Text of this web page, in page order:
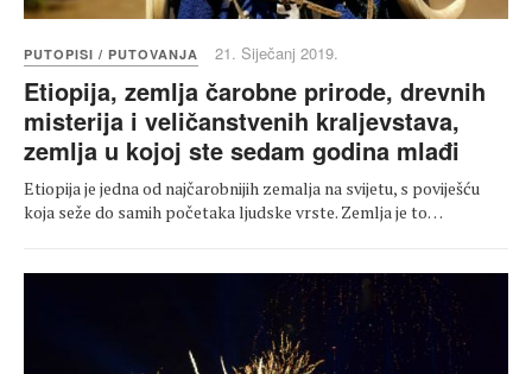
PUTOPISI / PUTOVANJA 21. Siječanj 2019.
Etiopija, zemlja čarobne prirode, drevnih
misterija i veličanstvenih kraljevstava,
zemlja u kojoj ste sedam godina mlađi
Etiopija je jedna od najčarobnijih zemalja na svijetu, s poviješću
koja seže do samih početaka ljudske vrste. Zemlja je to…